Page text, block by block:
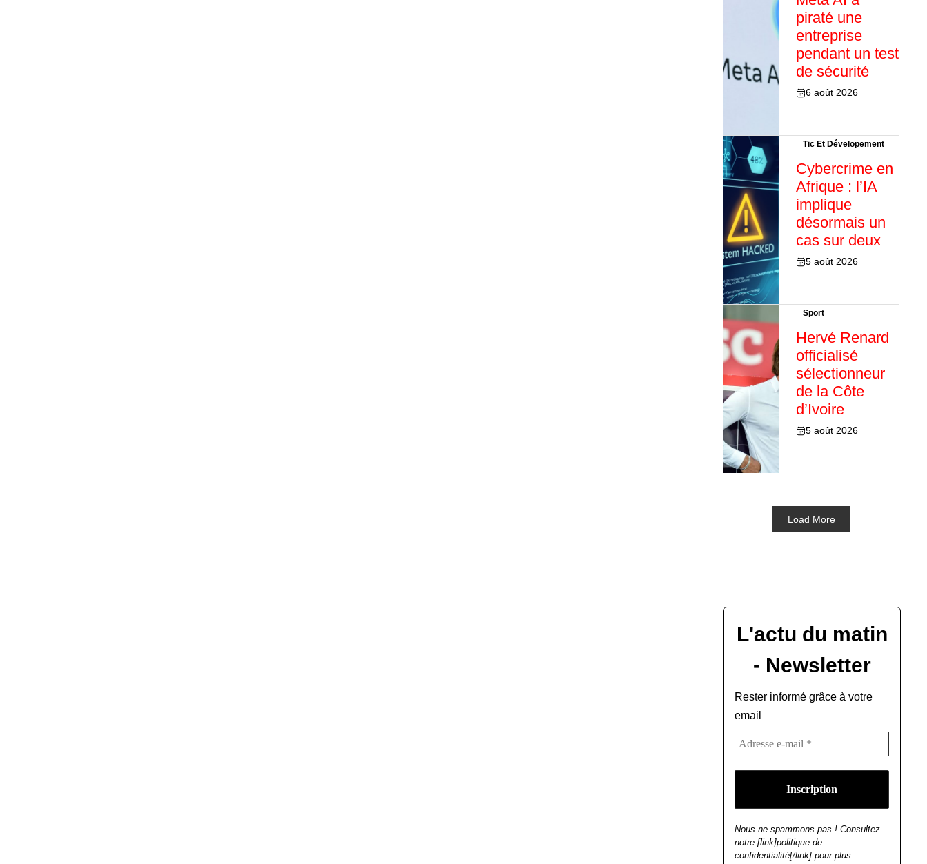
piraté une
entreprise
pendant un test
de sécurité
6 août 2026
Tic Et Dévelopement
Cybercrime en
Afrique : l’IA
implique
désormais un
cas sur deux
5 août 2026
Sport
Hervé Renard
officialisé
sélectionneur
de la Côte
d’Ivoire
5 août 2026
Load More
L'actu du matin
- Newsletter
Rester informé grâce à votre
email
Nous ne spammons pas ! Consultez
notre [link]politique de
confidentialité[/link] pour plus